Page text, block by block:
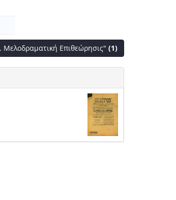
Μελοδραματική Επιθεώρησις" (1)